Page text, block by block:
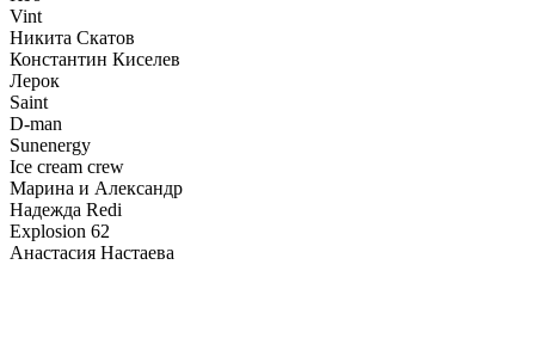
Vint
Никита Скатов
Константин Киселев
Лерок
Saint
D-man
Sunenergy
Ice cream crew
Марина и Александр
Надежда Redi
Explosion 62
Анастасия Настаева